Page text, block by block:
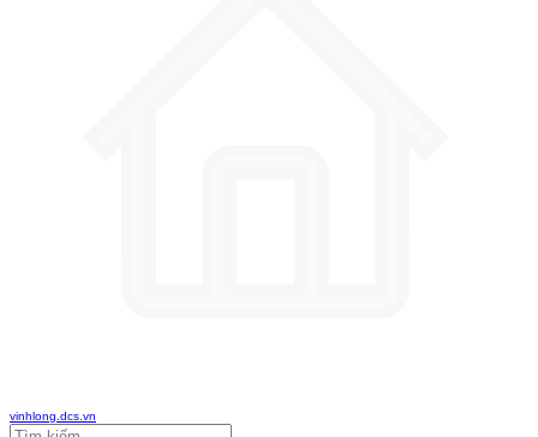
vinhlong.dcs.vn